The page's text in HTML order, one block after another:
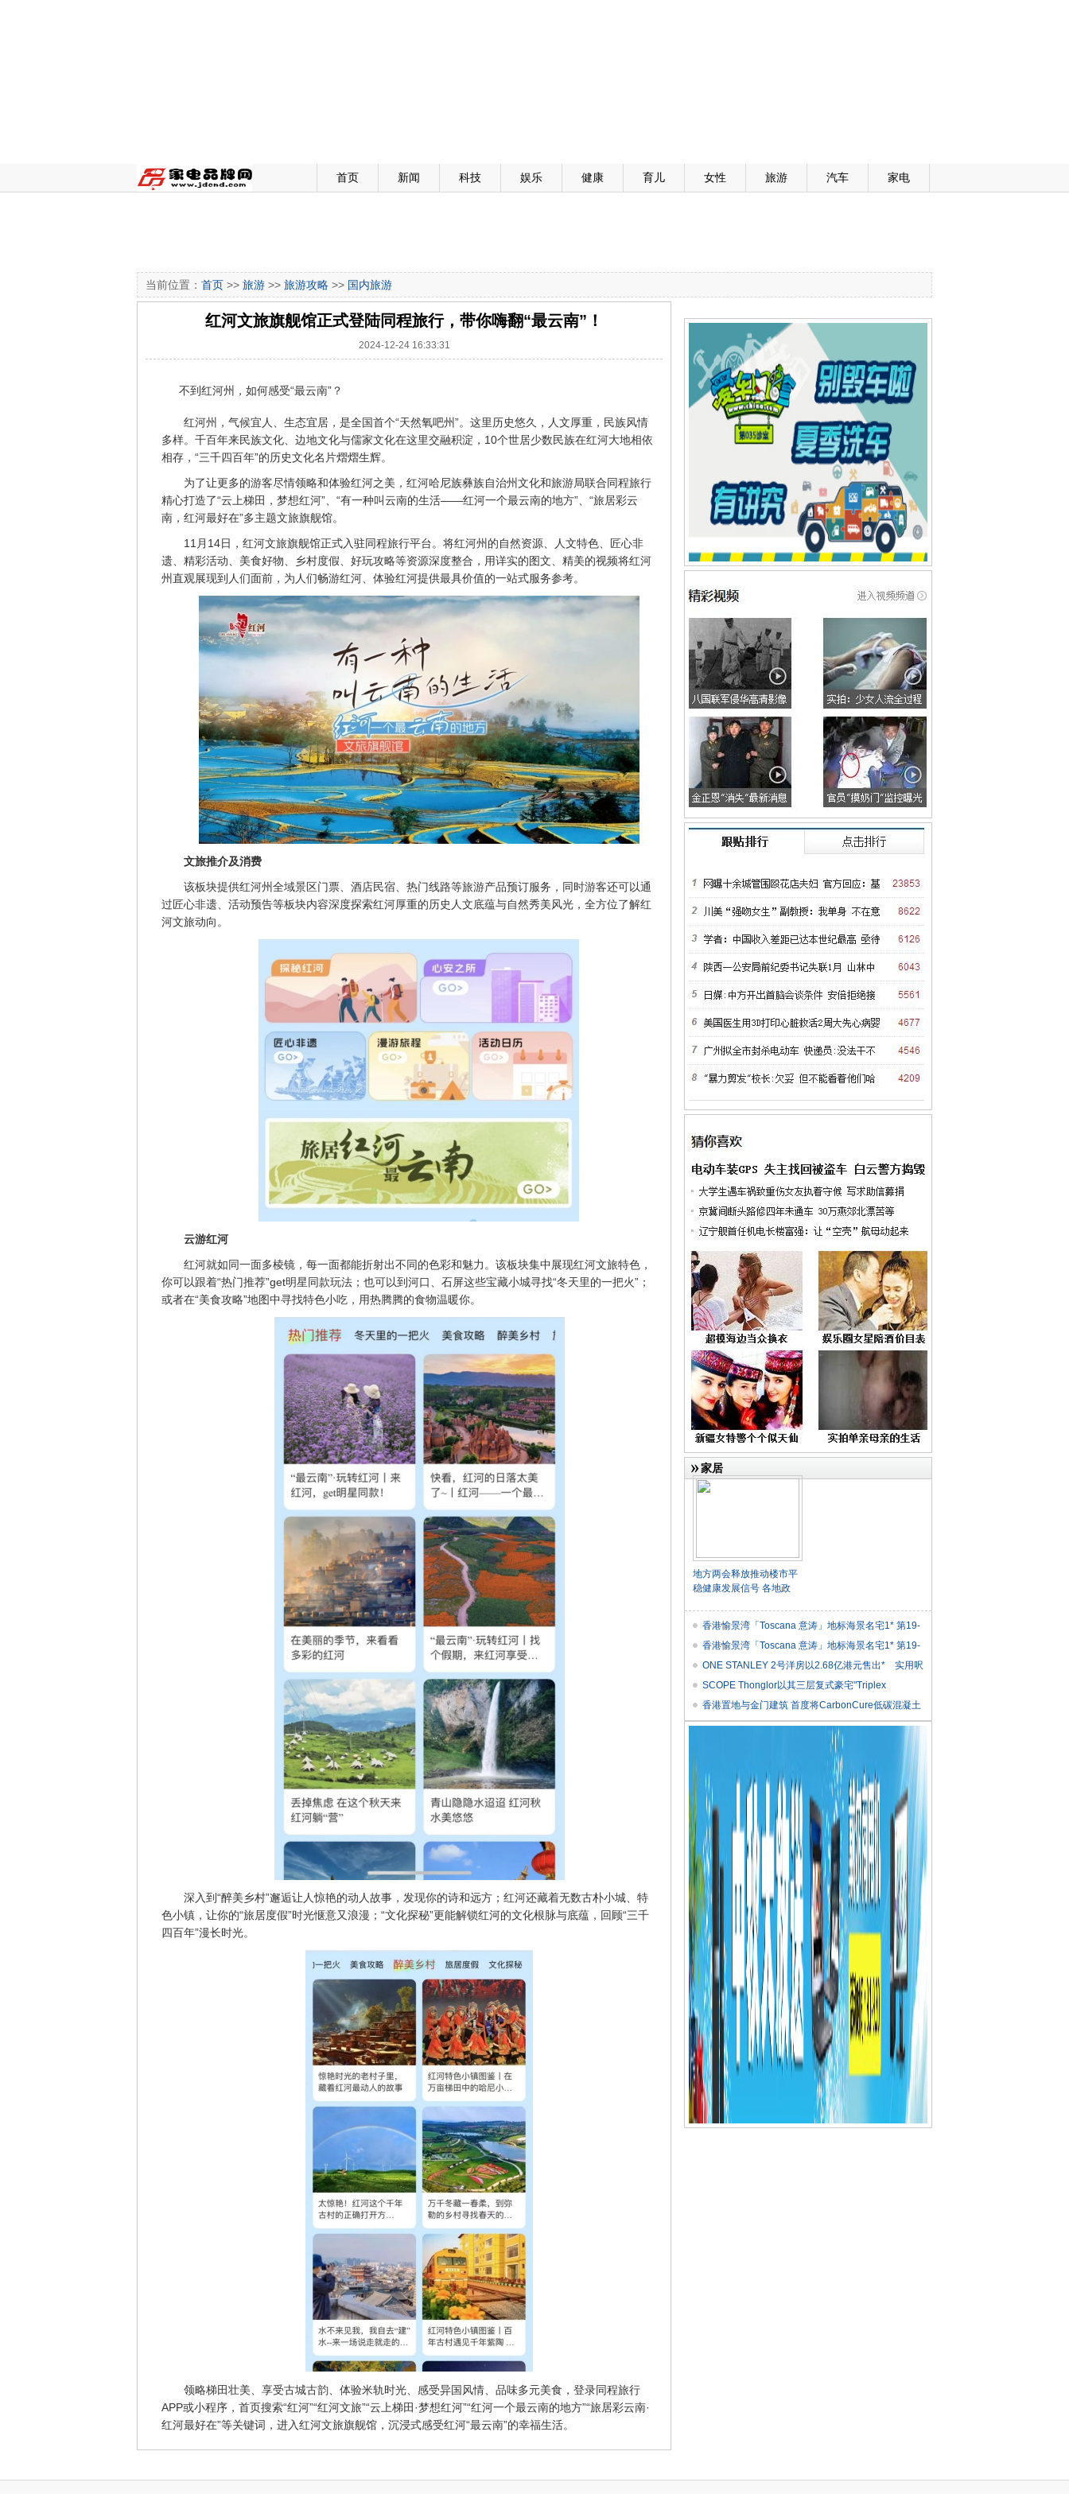
首页 新闻 科技 娱乐 健康 育儿 女性 旅游 汽车 家电
当前位置： 首页 >> 旅游 >> 旅游攻略 >> 国内旅游
红河文旅旗舰馆正式登陆同程旅行，带你嗨翻“最云南”！
2024-12-24 16:33:31
不到红河州，如何感受“最云南”？
红河州，气候宜人、生态宜居，是全国首个“天然氧吧州”。这里历史悠久，人文厚重，民族风情
多样。千百年来民族文化、边地文化与儒家文化在这里交融积淀，10个世居少数民族在红河大地相依
相存，“三千四百年”的历史文化名片熠熠生辉。
为了让更多的游客尽情领略和体验红河之美，红河哈尼族彝族自治州文化和旅游局联合同程旅行
精心打造了“云上梯田，梦想红河”、“有一种叫云南的生活——红河一个最云南的地方”、“旅居彩云
南，红河最好在”多主题文旅旗舰馆。
11月14日，红河文旅旗舰馆正式入驻同程旅行平台。将红河州的自然资源、人文特色、匠心非
遗、精彩活动、美食好物、乡村度假、好玩攻略等资源深度整合，用详实的图文、精美的视频将红河
州直观展现到人们面前，为人们畅游红河、体验红河提供最具价值的一站式服务参考。
文旅推介及消费
该板块提供红河州全域景区门票、酒店民宿、热门线路等旅游产品预订服务，同时游客还可以通
过匠心非遗、活动预告等板块内容深度探索红河厚重的历史人文底蕴与自然秀美风光，全方位了解红
河文旅动向。
云游红河
红河就如同一面多棱镜，每一面都能折射出不同的色彩和魅力。该板块集中展现红河文旅特色，
你可以跟着“热门推荐”get明星同款玩法；也可以到河口、石屏这些宝藏小城寻找“冬天里的一把火”；
或者在“美食攻略”地图中寻找特色小吃，用热腾腾的食物温暖你。
深入到“醉美乡村”邂逅让人惊艳的动人故事，发现你的诗和远方；红河还藏着无数古朴小城、特
色小镇，让你的“旅居度假”时光惬意又浪漫；“文化探秘”更能解锁红河的文化根脉与底蕴，回顾“三千
四百年”漫长时光。
领略梯田壮美、享受古城古韵、体验米轨时光、感受异国风情、品味多元美食，登录同程旅行
APP或小程序，首页搜索“红河”“红河文旅”“云上梯田·梦想红河”“红河一个最云南的地方”“旅居彩云南·
红河最好在”等关键词，进入红河文旅旗舰馆，沉浸式感受红河“最云南”的幸福生活。
家居
地方两会释放推动楼市平
稳健康发展信号 各地政
香港愉景湾「Toscana 意涛」地标海景名宅1* 第19-
香港愉景湾「Toscana 意涛」地标海景名宅1* 第19-
ONE STANLEY 2号洋房以2.68亿港元售出* 实用呎
价 SCOPE Thonglor以其三层复式豪宅"Triplex
Residen
香港置地与金门建筑 首度将CarbonCure低碳混凝土